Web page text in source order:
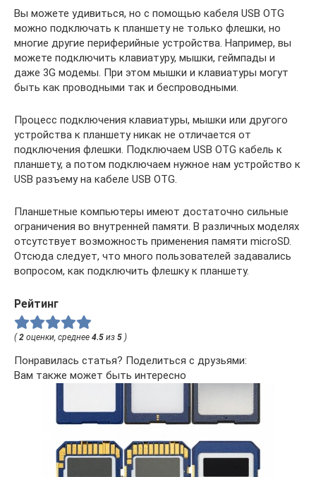
Вы можете удивиться, но с помощью кабеля USB OTG
можно подключать к планшету не только флешки, но
многие другие периферийные устройства. Например, вы
можете подключить клавиатуру, мышки, геймпады и
даже 3G модемы. При этом мышки и клавиатуры могут
быть как проводными так и беспроводными.
Процесс подключения клавиатуры, мышки или другого
устройства к планшету никак не отличается от
подключения флешки. Подключаем USB OTG кабель к
планшету, а потом подключаем нужное нам устройство к
USB разъему на кабеле USB OTG.
Планшетные компьютеры имеют достаточно сильные
ограничения во внутренней памяти. В различных моделях
отсутствует возможность применения памяти microSD.
Отсюда следует, что много пользователей задавались
вопросом, как подключить флешку к планшету.
Рейтинг
(2 оценки, среднее 4.5 из 5 )
Понравилась статья? Поделиться с друзьями:
Вам также может быть интересно